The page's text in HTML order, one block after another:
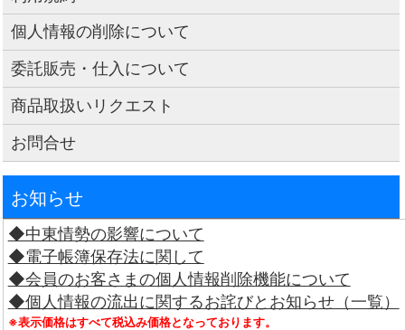
個人情報の削除について
委託販売・仕入について
商品取扱いリクエスト
お問合せ
お知らせ
◆中東情勢の影響について
◆電子帳簿保存法に関して
◆会員のお客さまの個人情報削除機能について
◆個人情報の流出に関するお詫びとお知らせ（一覧）
※表示価格はすべて税込み価格となっております。